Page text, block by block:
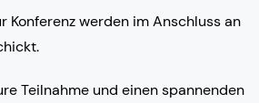
Konferenz werden im Anschluss an
Teilnahme und einen spannenden